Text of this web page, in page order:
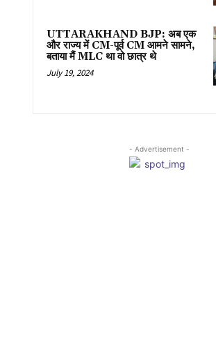
UTTARAKHAND BJP: अब एक
और राज्य में CM-पूर्व CM आमने सामने,
बताया मैं MLC था वो छात्र थे
July 19, 2024
- Advertisement -